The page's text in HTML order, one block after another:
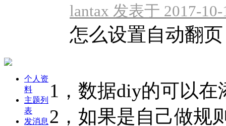
个人资
料
主题列
表
发消息
lantax 发表于 2017-
怎么设置自动翻页
1，数据diy的可以
2，如果是自己做规